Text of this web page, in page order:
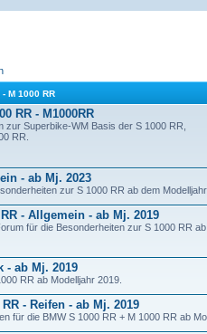
- M 1000 RR
RR - M1000RR
zur Superbike-WM Basis der S 1000 RR,
RR.
- ab Mj. 2023
zur S 1000 RR ab dem
RR - Allgemein - ab Mj. 2019
für die Besonderheiten zur S 1000 RR
- ab Mj. 2019
RR ab Modelljahr 2019.
RR - Reifen - ab Mj. 2019
für die BMW S 1000 RR + M 1000 RR ab